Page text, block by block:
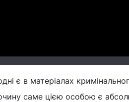
є в матеріалах
саме цією особою є